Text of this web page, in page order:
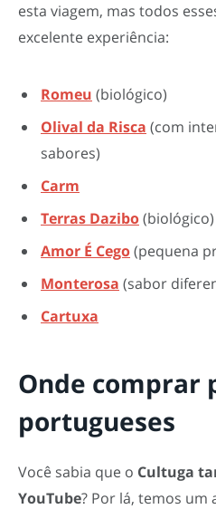
esta viagem, mas todos
excelente experiência:
Romeu (biológico)
Olival da Risca (com
sabores)
Carm
Terras Dazibo(biológico)
Amor É Cego(pequena
Monterosa (sabor
Cartuxa
Onde comprar
portugueses
Você sabia que o Cultuga
YouTube? Por lá, temos um